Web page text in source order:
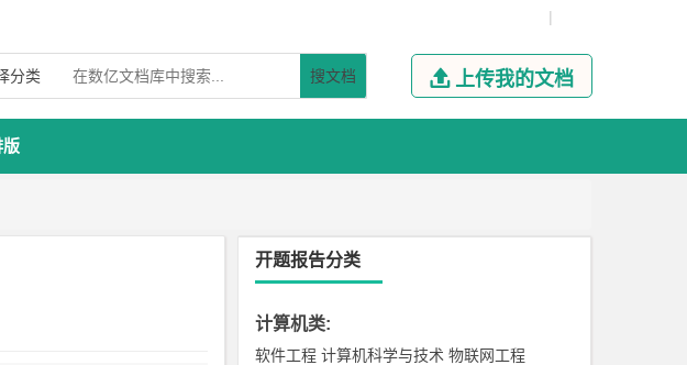
|
分类 搜文档  上传我的文档
版
开题报告分类
计算机类:
软件工程 计算机科学与技术 物联网工程